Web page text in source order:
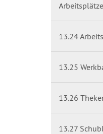
Arbeitsplätze
13.24
13.25
13.26
13.27